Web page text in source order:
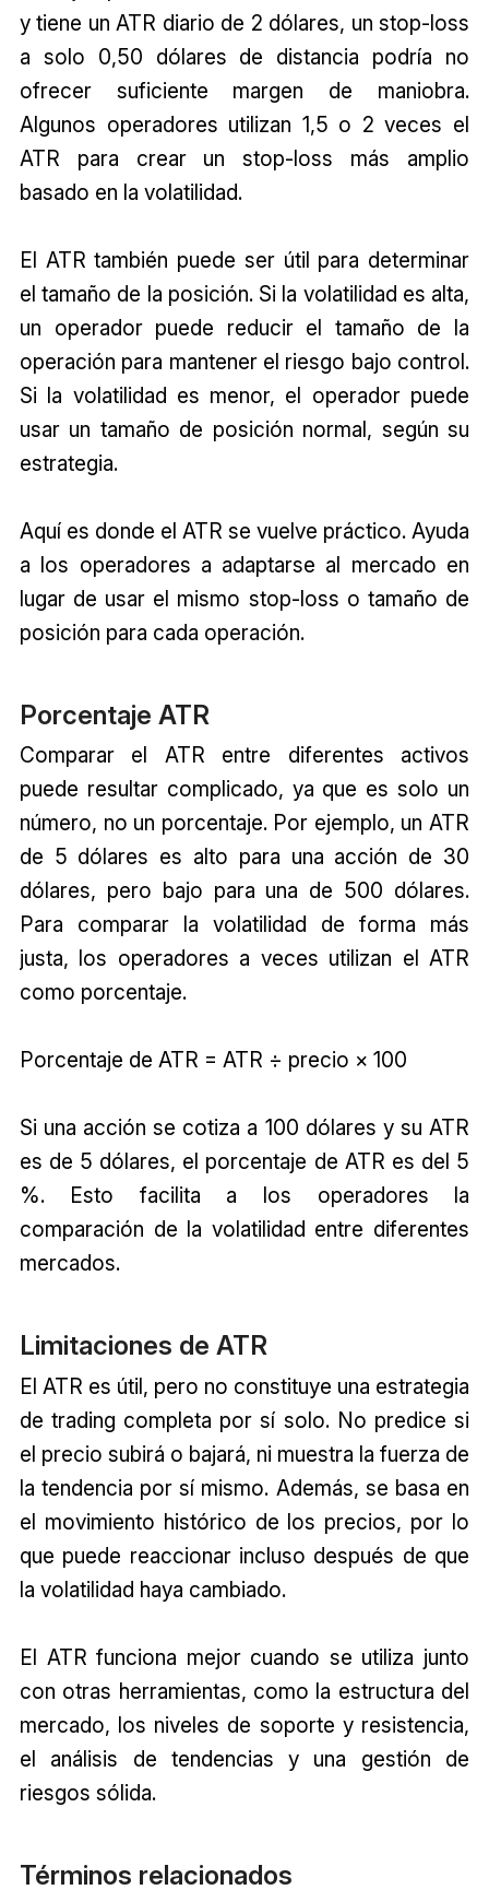
y tiene un ATR diario de 2 dólares, un stop-loss
a solo 0,50 dólares de distancia podría no
ofrecer suficiente margen de maniobra.
Algunos operadores utilizan 1,5 o 2 veces el
ATR para crear un stop-loss más amplio
basado en la volatilidad.
El ATR también puede ser útil para determinar
el tamaño de la posición. Si la volatilidad es alta,
un operador puede reducir el tamaño de la
operación para mantener el riesgo bajo control.
Si la volatilidad es menor, el operador puede
usar un tamaño de posición normal, según su
estrategia.
Aquí es donde el ATR se vuelve práctico. Ayuda
a los operadores a adaptarse al mercado en
lugar de usar el mismo stop-loss o tamaño de
posición para cada operación.
Porcentaje ATR
Comparar el ATR entre diferentes activos
puede resultar complicado, ya que es solo un
número, no un porcentaje. Por ejemplo, un ATR
de 5 dólares es alto para una acción de 30
dólares, pero bajo para una de 500 dólares.
Para comparar la volatilidad de forma más
justa, los operadores a veces utilizan el ATR
como porcentaje.
Porcentaje de ATR = ATR ÷ precio × 100
Si una acción se cotiza a 100 dólares y su ATR
es de 5 dólares, el porcentaje de ATR es del 5
%. Esto facilita a los operadores la
comparación de la volatilidad entre diferentes
mercados.
Limitaciones de ATR
El ATR es útil, pero no constituye una estrategia
de trading completa por sí solo. No predice si
el precio subirá o bajará, ni muestra la fuerza de
la tendencia por sí mismo. Además, se basa en
el movimiento histórico de los precios, por lo
que puede reaccionar incluso después de que
la volatilidad haya cambiado.
El ATR funciona mejor cuando se utiliza junto
con otras herramientas, como la estructura del
mercado, los niveles de soporte y resistencia,
el análisis de tendencias y una gestión de
riesgos sólida.
Términos relacionados